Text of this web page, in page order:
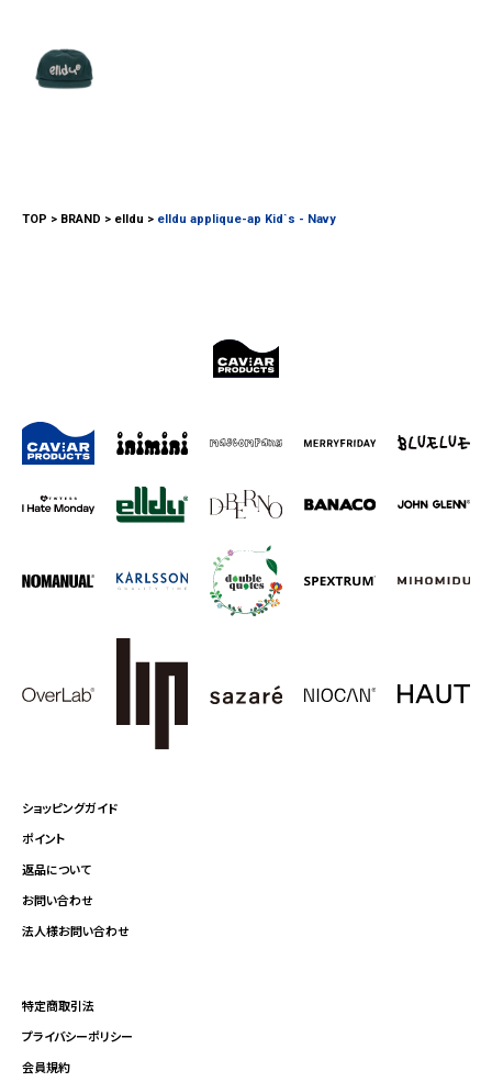
TOP BRAND elldu elldu applique-ap Kid`s - Navy
ショッピングガイド
ポイント
返品について
お問い合わせ
法人様お問い合わせ
特定商取引法
プライバシーポリシー
会員規約